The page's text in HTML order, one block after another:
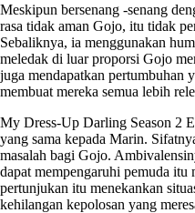
Meskipun bersenang -senang
rasa tidak aman Gojo, itu tidak
Sebaliknya, ia menggunakan
meledak di luar proporsi Gojo
juga mendapatkan pertumbuhan
membuat mereka semua lebih
My Dress-Up Darling Season 2
yang sama kepada Marin.
masalah bagi Gojo.
dapat mempengaruhi pemuda itu
pertunjukan itu menekankan
kehilangan kepolosan yang